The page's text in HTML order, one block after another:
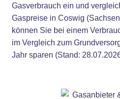
Gasverbrauch ein und
Gaspreise in Coswig
können Sie bei einem
im Vergleich zum
Jahr sparen (Stand: